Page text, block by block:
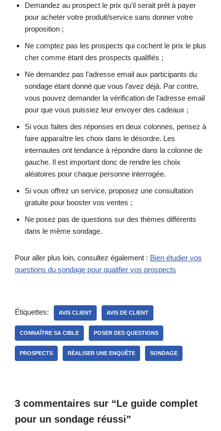
Demandez au prospect le prix qu’il serait prêt à payer
pour acheter votre produit/service sans donner votre
proposition ;
Ne comptez pas les prospects qui cochent le prix le plus
cher comme étant des prospects qualifiés ;
Ne demandez pas l’adresse email aux participants du
sondage étant donné que vous l’avez déjà. Par contre,
vous pouvez demander la vérification de l’adresse email
pour que vous puissiez leur envoyer des cadeaux ;
Si vous faites des réponses en deux colonnes, pensez à
faire apparaître les choix dans le désordre. Les
internautes ont tendance à répondre dans la colonne de
gauche. Il est important donc de rendre les choix
aléatoires pour chaque personne interrogée.
Si vous offrez un service, proposez une consultation
gratuite pour booster vos ventes ;
Ne posez pas de questions sur des thèmes différents
dans le même sondage.
Pour aller plus loin, consultez également : Bien étudier vos
questions du sondage pour qualifier vos prospects
Étiquettes: AVIS CLIENT AVIS DE CLIENT
CONNAÎTRE SA CIBLE POSER DES QUESTIONS
PROSPECTS RÉALISER UNE ENQUÊTE SONDAGE
3 commentaires sur “Le guide complet
pour un sondage réussi”